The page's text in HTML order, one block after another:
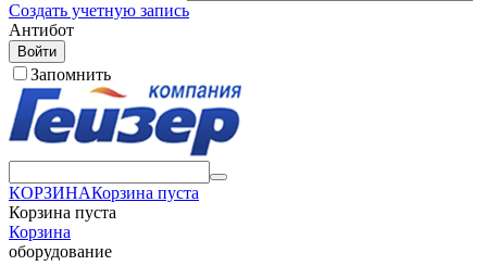
Создать учетную запись
Антибот
Войти
Запомнить
КОРЗИНАКорзина пуста
Корзина пуста
Корзина
оборудование